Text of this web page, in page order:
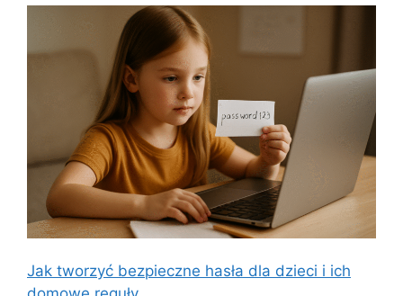
Jak tworzyć bezpieczne hasła dla dzieci i ich